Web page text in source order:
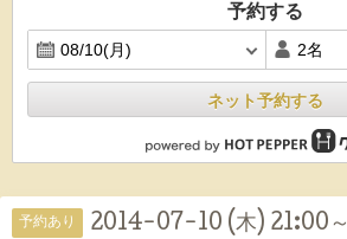
予約する
ネット予約する
予約あり 2014-07-10 (木) 21:00～